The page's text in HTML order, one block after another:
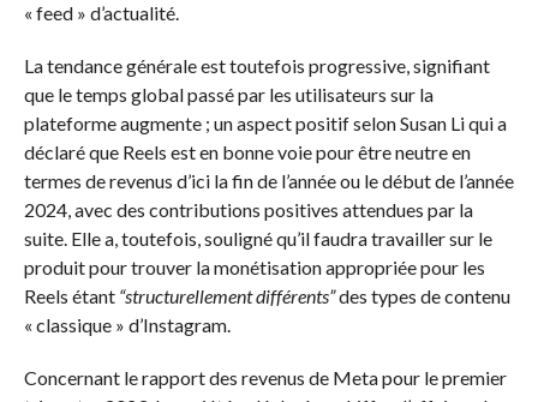
« feed » d’actualité.
La tendance générale est toutefois progressive, signifiant
que le temps global passé par les utilisateurs sur la
plateforme augmente ; un aspect positif selon Susan Li qui a
déclaré que Reels est en bonne voie pour être neutre en
termes de revenus d’ici la fin de l’année ou le début de l’année
2024, avec des contributions positives attendues par la
suite. Elle a, toutefois, souligné qu’il faudra travailler sur le
produit pour trouver la monétisation appropriée pour les
Reels étant “structurellement différents”des types de contenu
« classique » d’Instagram.
Concernant le rapport des revenus de Meta pour le premier